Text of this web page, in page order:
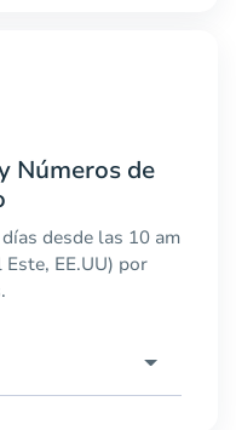
Números de
desde las 10 am
EE.UU) por